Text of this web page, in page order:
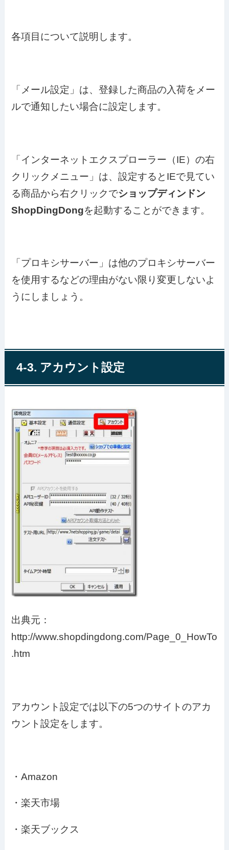
各項目について説明します。
「メール設定」は、登録した商品の入荷をメー
ルで通知したい場合に設定します。
「インターネットエクスプローラー（IE）の右
クリックメニュー」は、設定するとIEで見てい
る商品から右クリックでショップディンドン
ShopDingDongを起動することができます。
「プロキシサーバー」は他のプロキシサーバー
を使用するなどの理由がない限り変更しないよ
うにしましょう。
4-3. アカウント設定
出典元：
http://www.shopdingdong.com/Page_0_HowTo
.htm
アカウント設定では以下の5つのサイトのアカ
ウント設定をします。
・Amazon
・楽天市場
・楽天ブックス